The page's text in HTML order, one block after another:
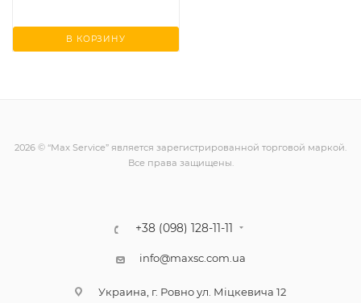
В КОРЗИНУ
2026 © “Max Service” является зарегистрированной торговой маркой.
Все права защищены.
+38 (098) 128-11-11
info@maxsc.com.ua
Украина, г. Ровно ул. Міцкевича 12